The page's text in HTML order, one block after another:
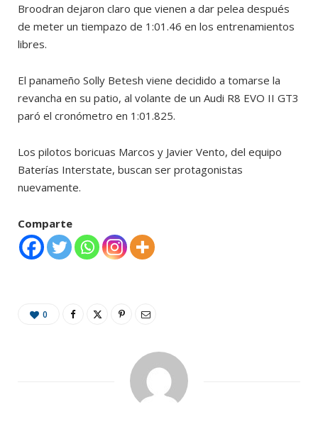
Broodran dejaron claro que vienen a dar pelea después
de meter un tiempazo de 1:01.46 en los entrenamientos
libres.
El panameño Solly Betesh viene decidido a tomarse la
revancha en su patio, al volante de un Audi R8 EVO II GT3
paró el cronómetro en 1:01.825.
Los pilotos boricuas Marcos y Javier Vento, del equipo
Baterías Interstate, buscan ser protagonistas
nuevamente.
Comparte
0